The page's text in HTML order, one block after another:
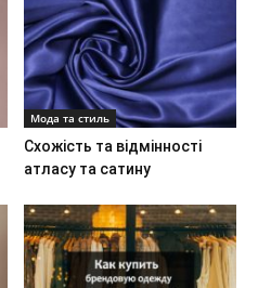
Мода та стиль
Схожість та відмінності
атласу та сатину